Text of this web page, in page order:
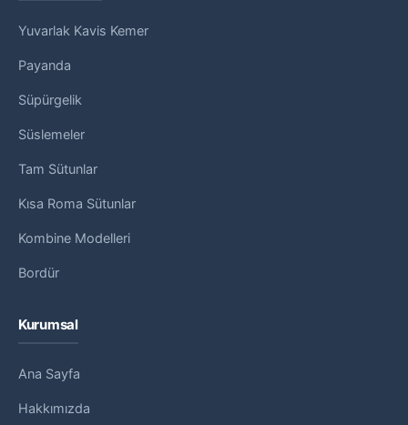
Yuvarlak Kavis Kemer
Payanda
Süpürgelik
Süslemeler
Tam Sütunlar
Kısa Roma Sütunlar
Kombine Modelleri
Bordür
Kurumsal
Ana Sayfa
Hakkımızda